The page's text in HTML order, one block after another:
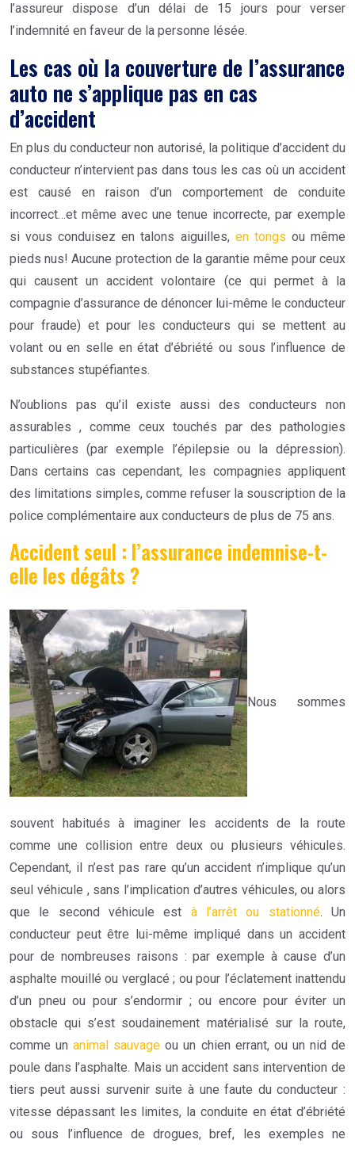
l’assureur dispose d’un délai de 15 jours pour verser
l’indemnité en faveur de la personne lésée.
Les cas où la couverture de l’assurance
auto ne s’applique pas en cas
d’accident
En plus du conducteur non autorisé, la politique d’accident du
conducteur n’intervient pas dans tous les cas où un accident
est causé en raison d’un comportement de conduite
incorrect…et même avec une tenue incorrecte, par exemple
si vous conduisez en talons aiguilles, en tongs ou même
pieds nus!Aucune protection de la garantie même pour ceux
qui causent unaccident volontaire (ce qui permet à la
compagnie d’assurance de dénoncer lui-même le conducteur
pour fraude) et pour les conducteurs qui se mettent au
volant ou en selle en état d’ébriété ou sous l’influence de
substances stupéfiantes.
N’oublions pas qu’il existe aussi des conducteurs non
assurables , comme ceux touchés par des pathologies
particulières (par exemple l’épilepsie ou la dépression).
Dans certains cas cependant, les compagnies appliquent
des limitations simples, comme refuser la souscription de la
police complémentaire aux conducteurs de plus de 75 ans.
Accident seul : l’assurance indemnise-t-
elle les dégâts ?
Nous sommes
souvent habitués à imaginer les accidents de la route
comme une collision entre deux ou plusieurs véhicules.
Cependant, il n’est pas rare qu’un accident n’implique qu’un
seul véhicule , sans l’implication d’autres véhicules, ou alors
que le second véhicule est à l’arrêt ou stationné. Un
conducteur peut être lui-même impliqué dans un accident
pour de nombreuses raisons : par exemple à cause d’un
asphalte mouillé ou verglacé ; ou pour l’éclatement inattendu
d’un pneu ou pour s’endormir ; ou encore pour éviter un
obstacle qui s’est soudainement matérialisé sur la route,
comme unanimal sauvage ou un chien errant, ou un nid de
poule dans l’asphalte. Mais un accident sans intervention de
tiers peut aussi survenir suite à une faute du conducteur :
vitesse dépassant les limites, la conduite en état d’ébriété
ou sous l’influence de drogues, bref, les exemples ne